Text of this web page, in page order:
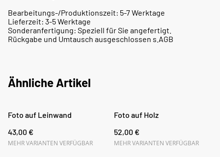
Bearbeitungs-/Produktionszeit: 5-7 Werktage
Lieferzeit: 3-5 Werktage
Sonderanfertigung: Speziell für Sie angefertigt.
Rückgabe und Umtausch ausgeschlossen s.AGB
Ähnliche Artikel
Foto auf Leinwand
43,00 €
MEHR VARIANTEN VERFÜGBAR
Foto auf Holz
52,00 €
MEHR VARIANTEN VERFÜGBAR